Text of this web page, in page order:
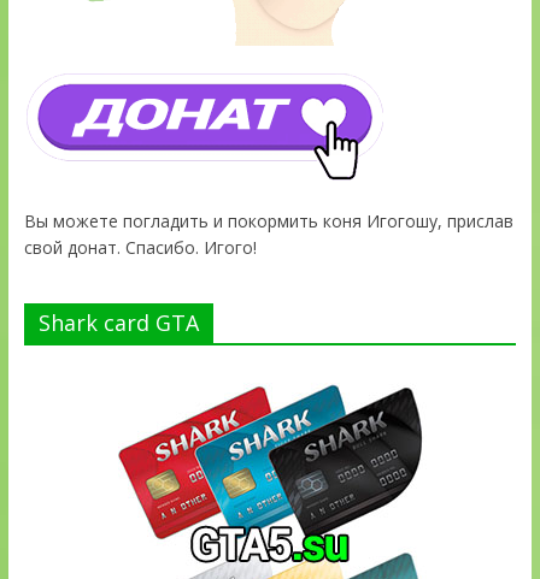
Вы можете погладить и покормить коня Игогошу, прислав
свой донат. Спасибо. Игого!
Shark card GTA